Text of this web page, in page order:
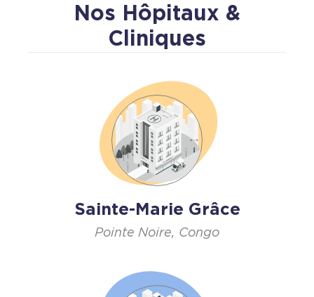
Nos Hôpitaux &
Cliniques
Sainte-Marie Grâce
Pointe Noire, Congo